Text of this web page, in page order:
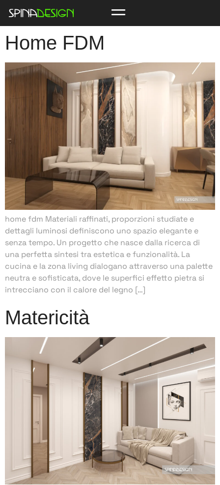
Home FDM
home fdm Materiali raffinati, proporzioni studiate e
dettagli luminosi definiscono uno spazio elegante e
senza tempo. Un progetto che nasce dalla ricerca di
una perfetta sintesi tra estetica e funzionalità. La
cucina e la zona living dialogano attraverso una palette
neutra e sofisticata, dove le superfici effetto pietra si
intrecciano con il calore del legno […]
Matericità